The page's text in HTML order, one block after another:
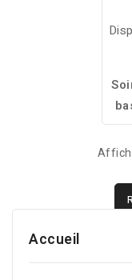
et
Accueil